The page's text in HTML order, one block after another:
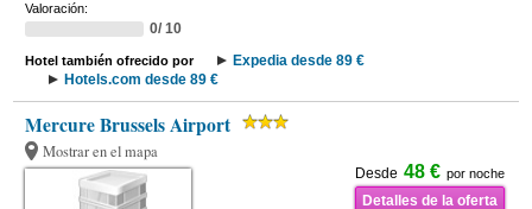
Valoración:
0/ 10
Hotel también ofrecido por
Expedia desde 89 €
Hotels.com desde 89 €
Mercure Brussels Airport
Mostrar en el mapa
Desde 48 € por noche
Detalles de la oferta